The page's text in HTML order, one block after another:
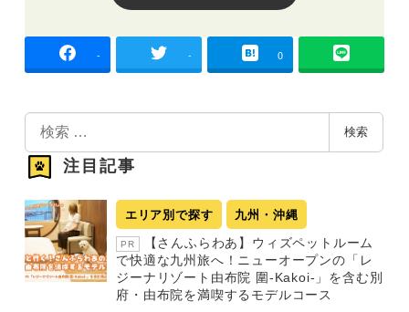
- - 0
検
索
検索
注目記事
エリア別で探す 九州・沖縄
PR
【さんふらわあ】ウィズペットルーム
で快適な九州旅へ！ニューオープンの「レ
ジーナリゾート由布院 圍-Kakoi-」を含む別
府・由布院を満喫するモデルコース